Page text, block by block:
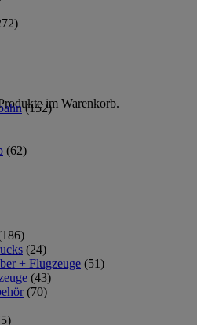
im Warenkorb.
(152)
(62)
(24)
+ Flugzeuge (51)
(43)
(70)